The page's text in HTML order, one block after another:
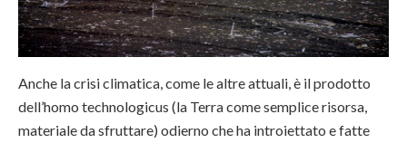
Anche la crisi climatica, come le altre attuali, è il prodotto
dell’homo technologicus (la Terra come semplice risorsa,
materiale da sfruttare) odierno che ha introiettato e fatte